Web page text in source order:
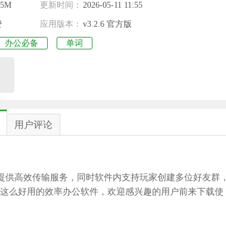
更新时间： 2026-05-11 11:55
应用版本： v3.2.6 官方版
办公必备 单词
用户评论
高效传输服务，同时软件内支持玩家创建多位好友群，
么好用的效率办公软件，欢迎感兴趣的用户前来下载使